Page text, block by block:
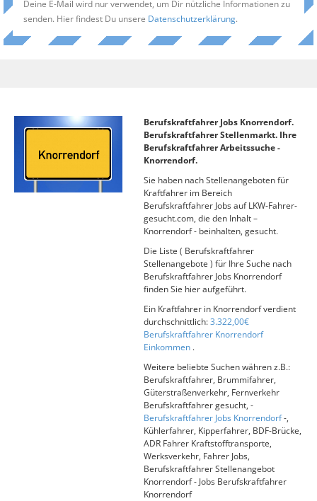
Deine E-Mail wird nur verwendet, um Dir nützliche Informationen zu
senden. Hier findest Du unsere Datenschutzerklärung.
Berufskraftfahrer Jobs Knorrendorf.
Berufskraftfahrer Stellenmarkt. Ihre
Berufskraftfahrer Arbeitssuche -
Knorrendorf.
Sie haben nach Stellenangeboten für
Kraftfahrer im Bereich
Berufskraftfahrer Jobs auf LKW-Fahrer-
gesucht.com, die den Inhalt –
Knorrendorf - beinhalten, gesucht.
Die Liste ( Berufskraftfahrer
Stellenangebote ) für Ihre Suche nach
Berufskraftfahrer Jobs Knorrendorf
finden Sie hier aufgeführt.
Ein Kraftfahrer in Knorrendorf verdient
durchschnittlich:3.322,00€
Berufskraftfahrer Knorrendorf
Einkommen .
Weitere beliebte Suchen währen z.B.:
Berufskraftfahrer, Brummifahrer,
Güterstraßenverkehr, Fernverkehr
Berufskraftfahrer gesucht, -
Berufskraftfahrer Jobs Knorrendorf-,
Kühlerfahrer, Kipperfahrer, BDF-Brücke,
ADR Fahrer Kraftstofftransporte,
Werksverkehr, Fahrer Jobs,
Berufskraftfahrer Stellenangebot
Knorrendorf - Jobs Berufskraftfahrer
Knorrendorf